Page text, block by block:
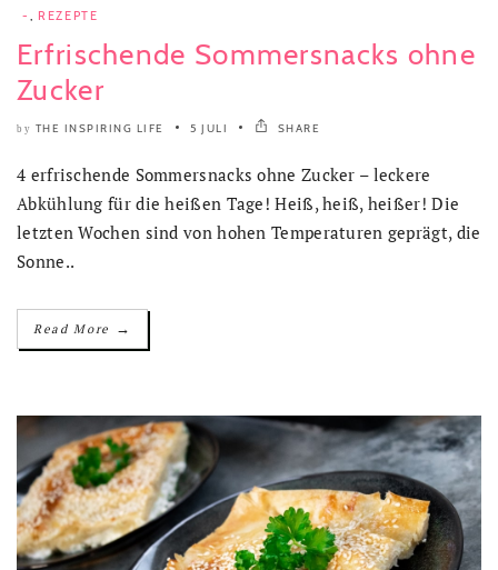
- REZEPTE
Erfrischende Sommersnacks ohne
Zucker
by THE INSPIRING LIFE 5 JULI SHARE
4 erfrischende Sommersnacks ohne Zucker – leckere
Abkühlung für die heißen Tage! Heiß, heiß, heißer! Die
letzten Wochen sind von hohen Temperaturen geprägt, die
Sonne..
Read More →